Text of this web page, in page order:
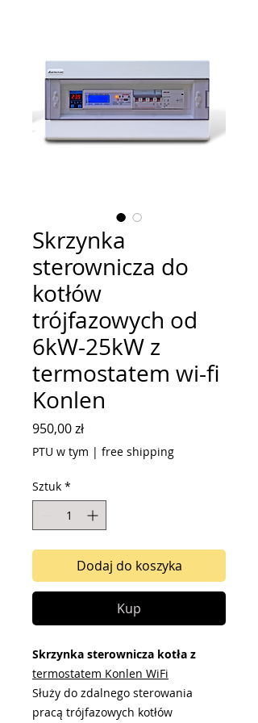
Skrzynka
sterownicza do
kotłów
trójfazowych od
6kW-25kW z
termostatem wi-fi
Konlen
950,00 złCena
PTU w tym | free shipping
Sztuk *
Dodaj do koszyka
Kup
Skrzynka sterownicza kotła z
termostatem Konlen WiFi
Służy do zdalnego sterowania
pracą trójfazowych kotłów